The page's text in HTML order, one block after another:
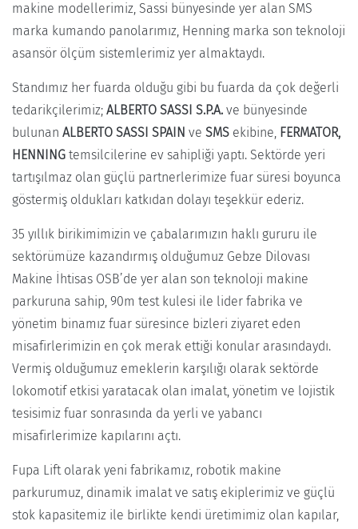
makine modellerimiz, Sassi bünyesinde yer alan SMS
marka kumando panolarımız, Henning marka son teknoloji
asansör ölçüm sistemlerimiz yer almaktaydı.
Standımız her fuarda olduğu gibi bu fuarda da çok değerli
tedarikçilerimiz; ALBERTO SASSI S.P.A. ve bünyesinde
bulunan ALBERTO SASSI SPAIN ve SMS ekibine, FERMATOR,
HENNING temsilcilerine ev sahipliği yaptı. Sektörde yeri
tartışılmaz olan güçlü partnerlerimize fuar süresi boyunca
göstermiş oldukları katkıdan dolayı teşekkür ederiz.
35 yıllık birikimimizin ve çabalarımızın haklı gururu ile
sektörümüze kazandırmış olduğumuz Gebze Dilovası
Makine İhtisas OSB’de yer alan son teknoloji makine
parkuruna sahip, 90m test kulesi ile lider fabrika ve
yönetim binamız fuar süresince bizleri ziyaret eden
misafirlerimizin en çok merak ettiği konular arasındaydı.
Vermiş olduğumuz emeklerin karşılığı olarak sektörde
lokomotif etkisi yaratacak olan imalat, yönetim ve lojistik
tesisimiz fuar sonrasında da yerli ve yabancı
misafirlerimize kapılarını açtı.
Fupa Lift olarak yeni fabrikamız, robotik makine
parkurumuz, dinamik imalat ve satış ekiplerimiz ve güçlü
stok kapasitemiz ile birlikte kendi üretimimiz olan kapılar,